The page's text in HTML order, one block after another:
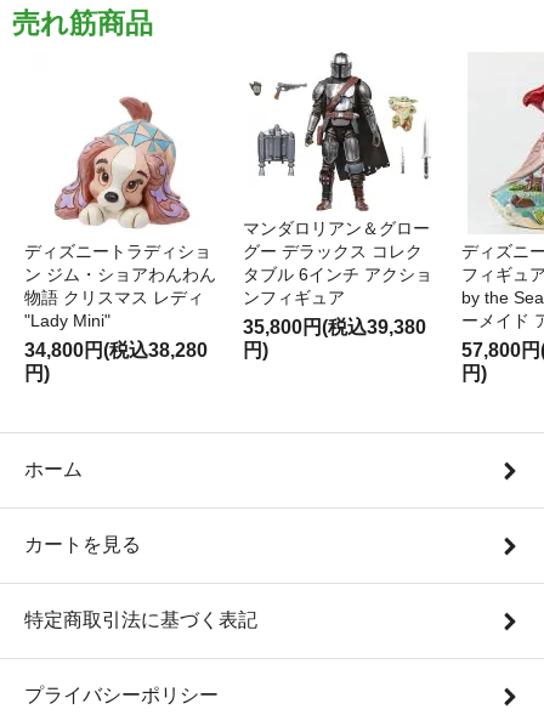
売れ筋商品
ディズニートラディショ
ン ジム・ショアわんわん
物語 クリスマス レディ
"Lady Mini"
34,800円(税込38,280
円)
マンダロリアン＆グロー
グー デラックス コレク
タブル 6インチ アクショ
ンフィギュア
35,800円(税込39,380
円)
ディズニ
フィギュ
by the
ーメイド
57,800
円)
ホーム
カートを見る
特定商取引法に基づく表記
プライバシーポリシー